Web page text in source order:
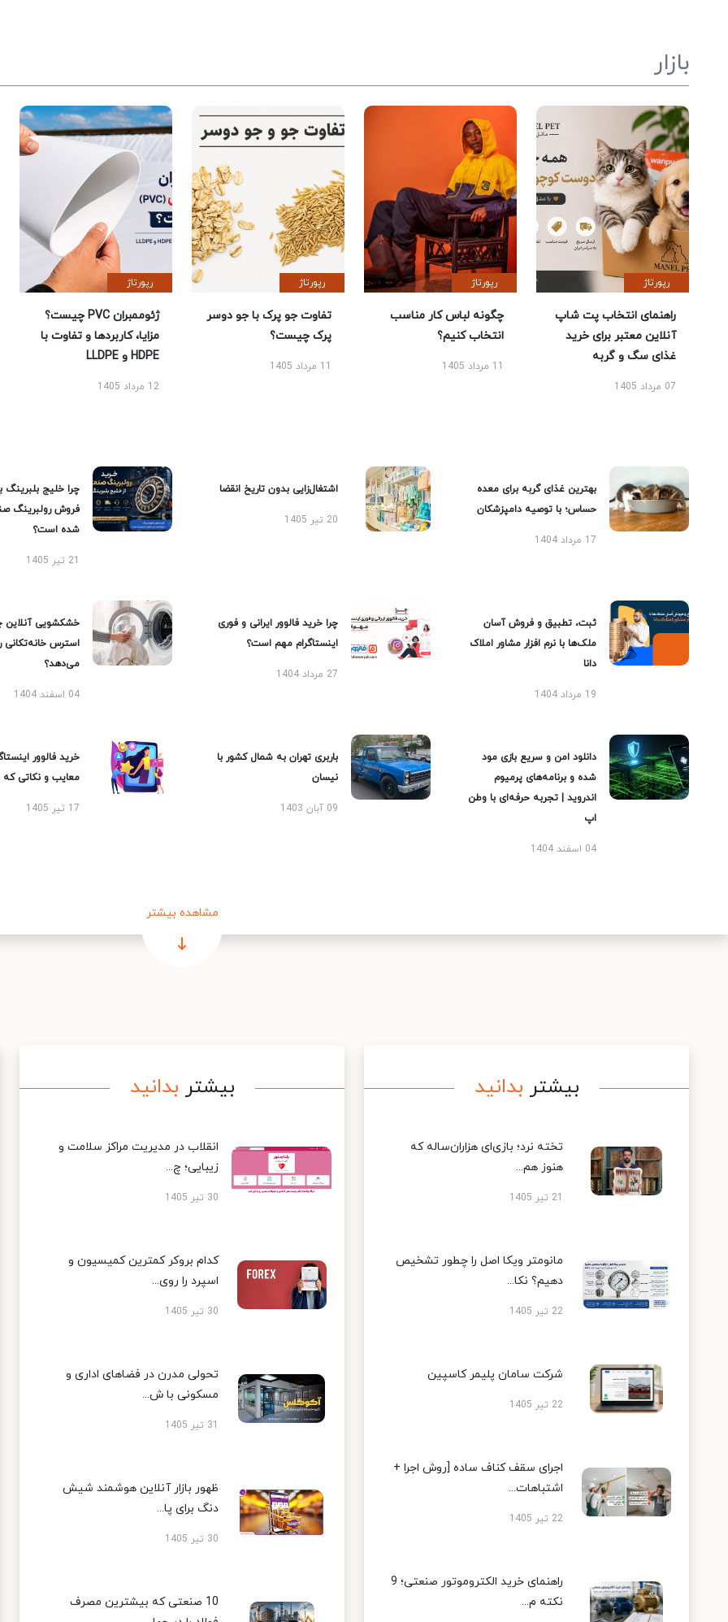
بازار
رپورتاژ
راهنمای انتخاب پت شاپ
آنلاین معتبر برای خرید
غذای سگ و گربه
07 مرداد 1405
رپورتاژ
چگونه لباس کار مناسب
انتخاب کنیم؟
11 مرداد 1405
رپورتاژ
تفاوت جو پرک با جو دوسر
پرک چیست؟
11 مرداد 1405
رپورتاژ
ژئوممبران PVC چیست؟
مزایا، کاربردها و تفاوت با
HDPE و LLDPE
12 مرداد 1405
بهترین غذای گربه برای معده
حساس؛ با توصیه دامپزشکان
17 مرداد 1404
اشتغال‌زایی بدون تاریخ انقضا
20 تیر 1405
چرا خلیج بلبرینگ
فروش رولبرینگ
شده است؟
21 تیر 1405
ثبت، تطبیق و فروش آسان
ملک‌ها با نرم افزار مشاور املاک
دانا
19 مرداد 1404
چرا خرید فالوور ایرانی و فوری
اینستاگرام مهم است؟
27 مرداد 1404
خشکشویی آنلاین
استرس خانه‌تکانی
می‌دهد؟
04 اسفند 1404
دانلود امن و سریع بازی مود
شده و برنامه‌های پرمیوم
اندروید | تجربه حرفه‌ای با وطن
اپ
04 اسفند 1404
باربری تهران به شمال کشور با
نیسان
09 آبان 1403
خرید فالوور
معایب و نکاتی که
17 تیر 1405
مشاهده بیشتر
بیشتر بدانید
تخته نرد؛ بازی‌ای هزاران‌ساله که
هنوز هم...
21 تیر 1405
مانومتر ویکا اصل را چطور تشخیص
دهیم؟ نکا...
22 تیر 1405
شرکت سامان پلیمر کاسپین
22 تیر 1405
اجرای سقف کناف ساده [روش اجرا +
اشتباهات...
22 تیر 1405
راهنمای خرید الکتروموتور صنعتی؛ 9
نکته م...
بیشتر بدانید
انقلاب در مدیریت مراکز سلامت و
زیبایی؛ چ...
30 تیر 1405
کدام بروکر کمترین کمیسیون و
اسپرد را روی...
30 تیر 1405
تحولی مدرن در فضاهای اداری و
مسکونی با ش...
31 تیر 1405
ظهور بازار آنلاین هوشمند شیش
دنگ برای پا...
30 تیر 1405
10 صنعتی که بیشترین مصرف